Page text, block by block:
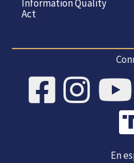
Information Quality
Act
En